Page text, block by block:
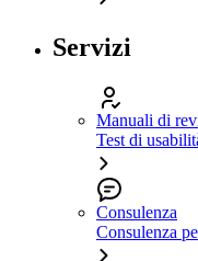
Servizi
Manuali di
Test di
Consulenza
Consulenza